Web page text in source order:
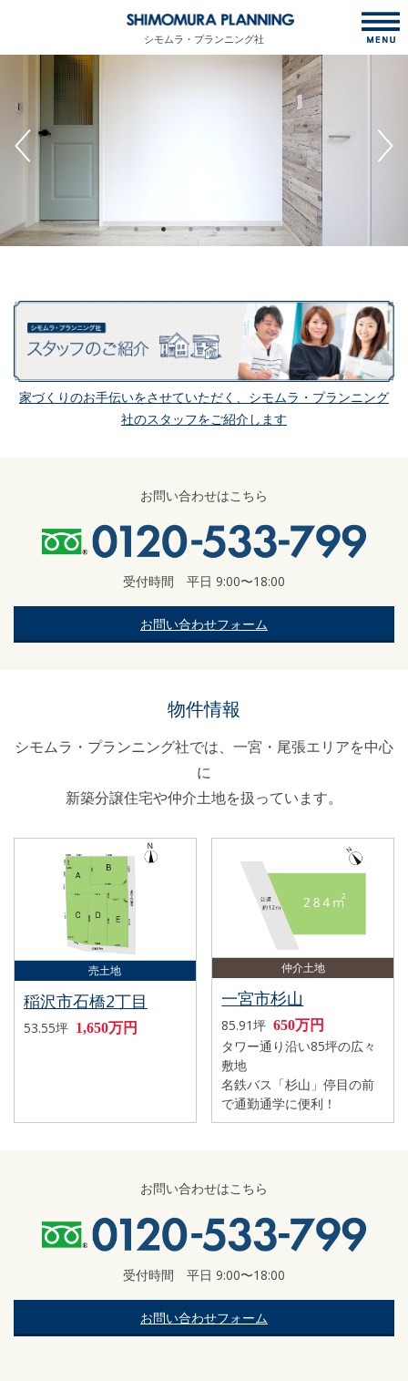
シモムラ・プランニング社
家づくりのお手伝いをさせていただく、シモムラ・プランニング
社のスタッフをご紹介します
お問い合わせはこちら
受付時間 平日 9:00〜18:00
お問い合わせフォーム
物件情報
シモムラ・プランニング社では、一宮・尾張エリアを中心
に
新築分譲住宅や仲介土地を扱っています。
売土地
稲沢市石橋2丁目
53.55坪 1,650万円
仲介土地
一宮市杉山
85.91坪 650万円
タワー通り沿い85坪の広々
敷地
名鉄バス「杉山」停目の前
で通勤通学に便利！
お問い合わせはこちら
受付時間 平日 9:00〜18:00
お問い合わせフォーム